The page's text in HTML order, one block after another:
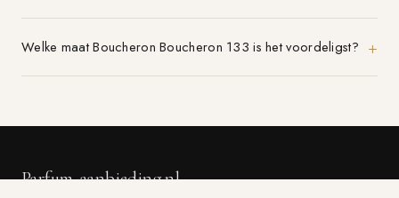
Welke maat Boucheron Boucheron 133 is het voordeligst?
Parfum-aanbieding.nl